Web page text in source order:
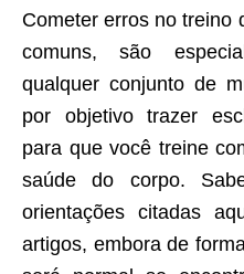
Cometer erros no treino
comuns, são
qualquer conjunto de
por objetivo trazer
para que você treine
saúde do corpo.
orientações citadas
artigos, embora de